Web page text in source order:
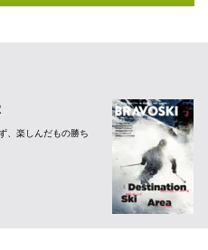
、楽しんだもの勝ち